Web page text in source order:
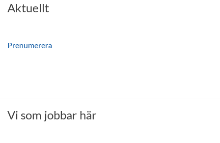
Aktuellt
Prenumerera
Vi som jobbar här